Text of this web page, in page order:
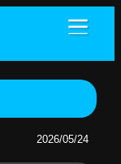
2026/05/24